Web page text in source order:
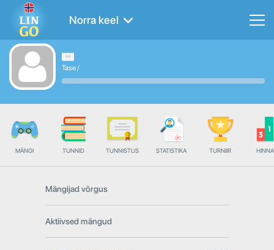
Norra keel
Tase/
MÄNGI TUNNID TUNNISTUS STATISTIKA TURNIIR
Mängijad võrgus
Aktiivsed mängud